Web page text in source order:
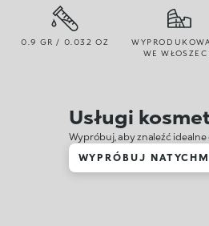
0.9 GR / 0.032 OZ
WE
Usługi
Wypróbuj, aby znaleźć
WYPRÓBUJ